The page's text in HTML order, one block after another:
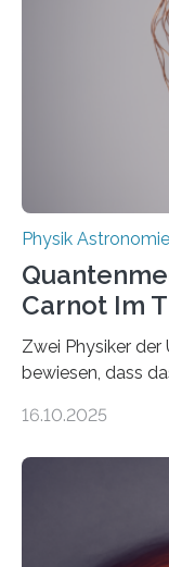
Jahre alt
Internationalen
technologie
internationale
Physik Astronomie
Carnot Im
Zwei Physiker
bewiesen, dass
Größenordnung
Quantenmotoren
16.10.2025